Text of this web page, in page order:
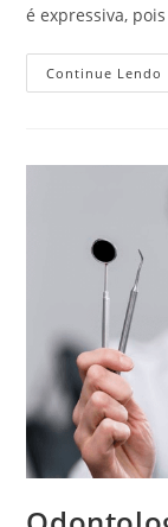
é expressiva,
Continue Lendo